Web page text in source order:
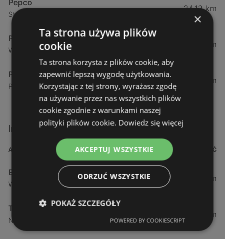
Pepco
Strzelecka 12, 72-400 Kamień Pomorski
34,13 km
Pepco
Wyszyńskiego 13, 72-009 Police
44,26 km
Pepco
Piłsudskiego 52, 72-010 Police
44,74 km
Inne sklepy Inne w pobliżu
ADRES ODLEGŁOŚĆ
Empik
Władysława Iv 32/1, 72-600 Świnoujście
0,68 km
TEDi
Nowomyśliwska 23 / 3, 72-500 Międzyzdroje
11,52 km
×
Ta strona używa plików
cookie
Ta strona korzysta z plików cookie, aby
zapewnić lepszą wygodę użytkowania.
Korzystając z tej strony, wyrażasz zgodę
na używanie przez nas wszystkich plików
cookie zgodnie z warunkami naszej
polityki plików cookie. Dowiedz się więcej
AKCEPTUJ WSZYSTKIE
ODRZUĆ WSZYSTKIE
POKAŻ SZCZEGÓŁY
POWERED BY COOKIESCRIPT